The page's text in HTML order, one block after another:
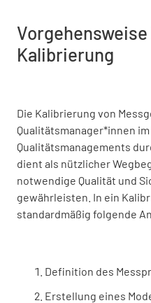
Kalibrierung
Die Kalibrierung von
Qualitätsmanager*innen
Qualitätsmanagements
dient als nützlicher
notwendige Qualität und
gewährleisten. In ein
standardmäßig folgende
Definition des
Erstellung eines